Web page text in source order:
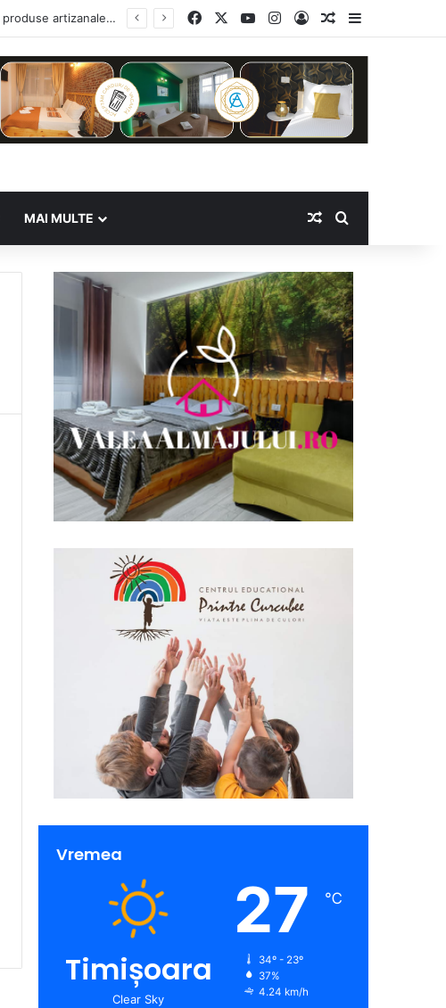
Facebook YouTubeInstagram
Log InRandom Article
MAI MULTE Random Article
Vremea
Timișoara
Clear Sky
27 ℃
34º - 23º
37%
4.24 km/h